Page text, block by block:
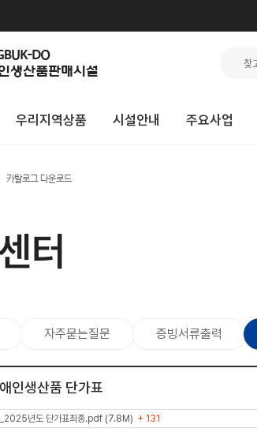
우리지역상품 시설안내 주요사업
카탈로그 다운로드
터
자주묻는질문 증빙서류출력
인생산품 단가표
년도 단가표최종.pdf (7.8M) + 131